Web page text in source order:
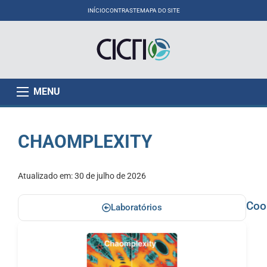
INÍCIOCONTRASTEMAPA DO SITE
MENU
CHAOMPLEXITY
Atualizado em:30 de julho de 2026
Laboratórios